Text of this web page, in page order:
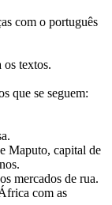
com o português
os textos.
que se seguem:
Maputo, capital de
mercados de rua.
com as